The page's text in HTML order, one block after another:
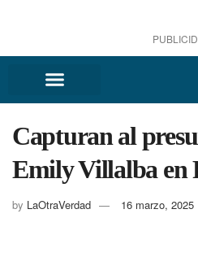
Capturan al
Emily Villalba en
by LaOtraVerdad 16 marzo, 2025